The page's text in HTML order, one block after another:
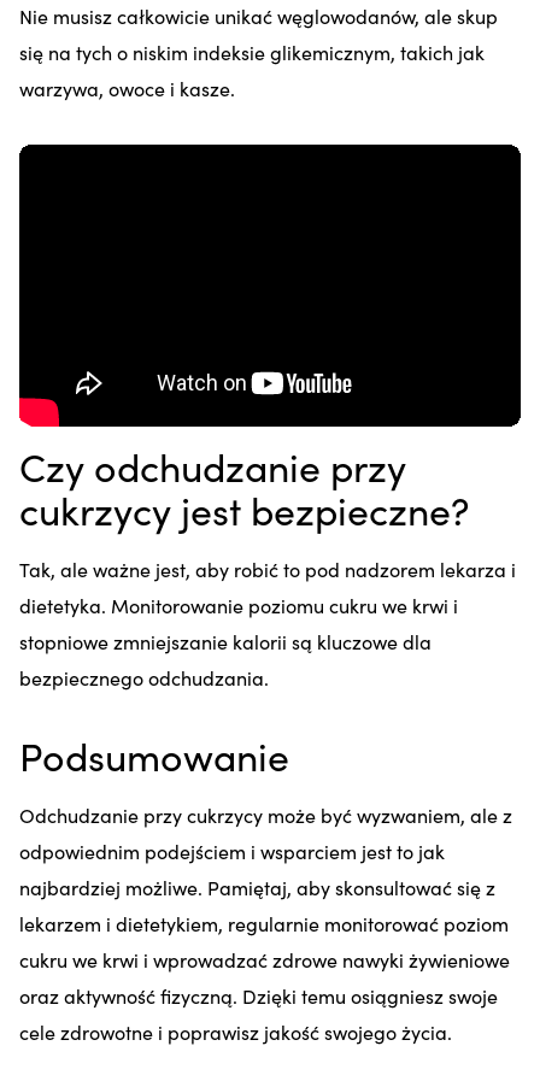
Nie musisz całkowicie unikać węglowodanów, ale skup
się na tych o niskim indeksie glikemicznym, takich jak
warzywa, owoce i kasze.
Czy odchudzanie przy
cukrzycy jest bezpieczne?
Tak, ale ważne jest, aby robić to pod nadzorem lekarza i
dietetyka. Monitorowanie poziomu cukru we krwi i
stopniowe zmniejszanie kalorii są kluczowe dla
bezpiecznego odchudzania.
Podsumowanie
Odchudzanie przy cukrzycy może być wyzwaniem, ale z
odpowiednim podejściem i wsparciem jest to jak
najbardziej możliwe. Pamiętaj, aby skonsultować się z
lekarzem i dietetykiem, regularnie monitorować poziom
cukru we krwi i wprowadzać zdrowe nawyki żywieniowe
oraz aktywność fizyczną. Dzięki temu osiągniesz swoje
cele zdrowotne i poprawisz jakość swojego życia.